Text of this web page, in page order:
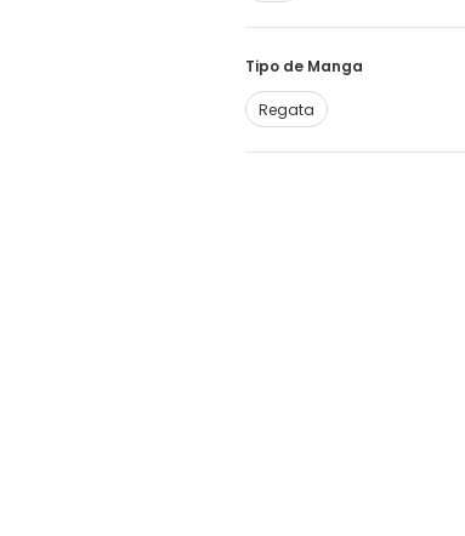
Tipo de Manga
Regata